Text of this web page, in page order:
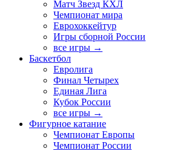
Матч Звезд КХЛ
Чемпионат мира
Еврохоккейтур
Игры сборной России
все игры →
Баскетбол
Евролига
Финал Четырех
Единая Лига
Кубок России
все игры →
Фигурное катание
Чемпионат Европы
Чемпионат России